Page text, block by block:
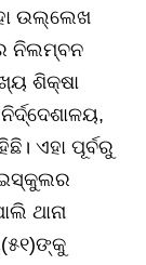
ଉଲ୍ଲେଖ
ନିଲମ୍ବନ
ଶିକ୍ଷା
ଏହା ପୂର୍ବରୁ
ଥାନା